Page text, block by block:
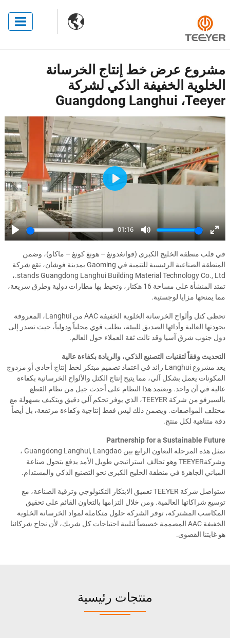

مشروع عرض خط إنتاج الخرسانة
الخلوية الخفيفة الذكي لشركة
Guangdong Langhui ،Teeyer
Play
01:16
Mute
Play
في قلب منطقة الخليج الكبرى (قوانغدونغ – هونغ كونغ – ماكاو)، وضمن
المنطقة الصناعية الرئيسية للتنمية في Gaoming بمدينة فوشان، تقع شركة
stands Guangdong Langhui Building Material Technology Co., Ltd.،
تمتد المنشأة على مساحة 16 هكتار، وتحيط بها مطارات دولية وطرق سريعة،
مما يمنحها مزايا لوجستية.
تحظى كتل وألواح الخرسانة الخلوية الخفيفة AAC من Langhui، المعروفة
بجودتها العالية وأدائها الصديق للبيئة، بطلب قوي محلياً ودولياً، حيث تصدر إلى
دول جنوب شرق آسيا وقد نالت ثقة العملاء حول العالم.
التحديث وفقاً لتقنيات التصنيع الذكي، والريادة بكفاءة عالية
يعد مشروع Langhui رائد في اعتماد تصميم مبتكر لخط إنتاج أحادي أو مزدوج
المكونات يعمل بشكل آلي، مما يتيح إنتاج الكتل والألواح الخرسانية بكفاءة
عالية في آن واحد. ويعتمد هذا النظام على أحدث جيل من نظام القطع
بالسيرفو من شركة TEEYER، الذي يوفر تحكم آلي دقيق ويتكيف بسهولة مع
مختلف المواصفات. ويضمن ذلك ليس فقط إنتاجية وكفاءة مرتفعة، بل أيضاً
دقة متناهية لكل منتج.
Partnership for a Sustainable Future
تمثل هذه المرحلة التعاون الرابع بين Guangdong Langhui, Langdao ،
وشركةTEEYER وهو تحالف استراتيجي طويل الأمد يدفع بتحول صناعة
المباني الجاهزة في منطقة الخليج الكبرى نحو التصنيع الذكي والمستدام.
ستواصل شركة TEEYER تعميق الابتكار التكنولوجي وترقية الصناعة، مع
توسيع شراكاتها العالمية. ومن خلال التزامها بالتعاون القائم على تحقيق
المكاسب المشتركة، توفر الشركة حلول متكاملة لمواد الخرسانة الخلوية
الخفيفة AAC المصممة خصيصاً لتلبية احتياجات كل شريك، لأن نجاح شركائنا
هو غايتنا القصوى.
منتجات رئيسية